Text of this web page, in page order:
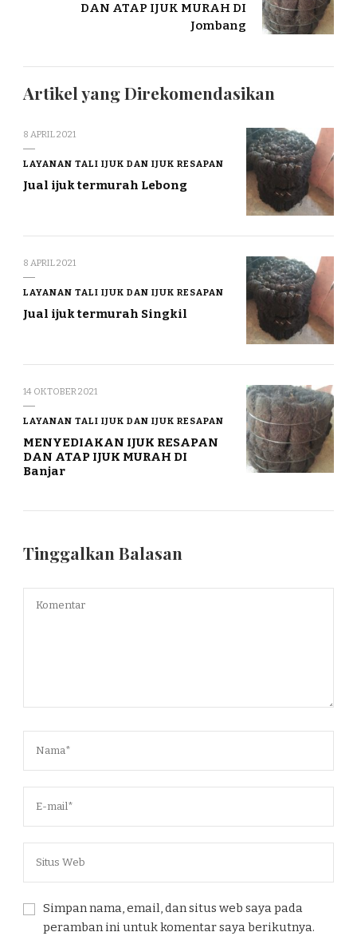
DAN ATAP IJUK MURAH DI
Jombang
Artikel yang Direkomendasikan
8 APRIL 2021
LAYANAN TALI IJUK DAN IJUK RESAPAN
Jual ijuk termurah Lebong
8 APRIL 2021
LAYANAN TALI IJUK DAN IJUK RESAPAN
Jual ijuk termurah Singkil
14 OKTOBER 2021
LAYANAN TALI IJUK DAN IJUK RESAPAN
MENYEDIAKAN IJUK RESAPAN
DAN ATAP IJUK MURAH DI
Banjar
Tinggalkan Balasan
Simpan nama, email, dan situs web saya pada
peramban ini untuk komentar saya berikutnya.